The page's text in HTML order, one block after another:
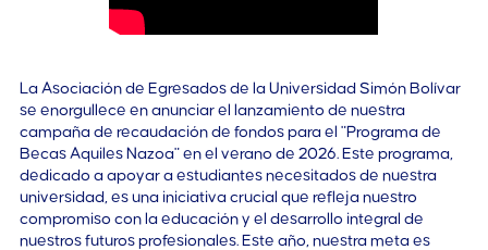
La Asociación de Egresados de la Universidad Simón Bolívar
se enorgullece en anunciar el lanzamiento de nuestra
campaña de recaudación de fondos para el "Programa de
Becas Aquiles Nazoa" en el verano de 2026. Este programa,
dedicado a apoyar a estudiantes necesitados de nuestra
universidad, es una iniciativa crucial que refleja nuestro
compromiso con la educación y el desarrollo integral de
nuestros futuros profesionales. Este año, nuestra meta es